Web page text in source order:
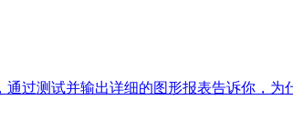
过测试并输出详细的图形报表告诉你，